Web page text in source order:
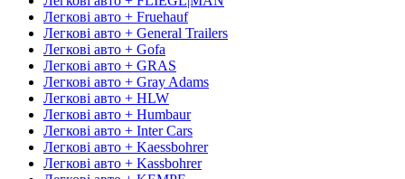
Легкові авто + Fruehauf
Легкові авто + General Trailers
Легкові авто + Gofa
Легкові авто + GRAS
Легкові авто + Gray Adams
Легкові авто + HLW
Легкові авто + Humbaur
Легкові авто + Inter Cars
Легкові авто + Kaessbohrer
Легкові авто + Kassbohrer